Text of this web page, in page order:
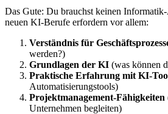
Das Gute: Du brauchst keinen
neuen KI-Berufe erfordern vor allem:
Verständnis für
werden?)
Grundlagen der KI (was können
Praktische Erfahrung mit KI-
Automatisierungstools)
Projektmanagement-Fähigkeiten
Unternehmen begleiten)